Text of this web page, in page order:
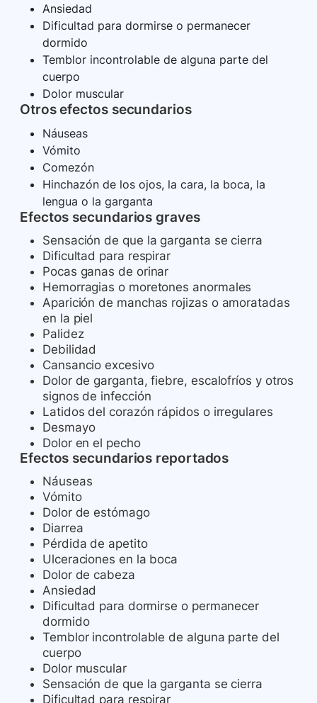
Ansiedad
Dificultad para dormirse o permanecer
dormido
Temblor incontrolable de alguna parte del
cuerpo
Dolor muscular
Otros efectos secundarios
Náuseas
Vómito
Comezón
Hinchazón de los ojos, la cara, la boca, la
lengua o la garganta
Efectos secundarios graves
Sensación de que la garganta se cierra
Dificultad para respirar
Pocas ganas de orinar
Hemorragias o moretones anormales
Aparición de manchas rojizas o amoratadas
en la piel
Palidez
Debilidad
Cansancio excesivo
Dolor de garganta, fiebre, escalofríos y otros
signos de infección
Latidos del corazón rápidos o irregulares
Desmayo
Dolor en el pecho
Efectos secundarios reportados
Náuseas
Vómito
Dolor de estómago
Diarrea
Pérdida de apetito
Ulceraciones en la boca
Dolor de cabeza
Ansiedad
Dificultad para dormirse o permanecer
dormido
Temblor incontrolable de alguna parte del
cuerpo
Dolor muscular
Sensación de que la garganta se cierra
Dificultad para respirar